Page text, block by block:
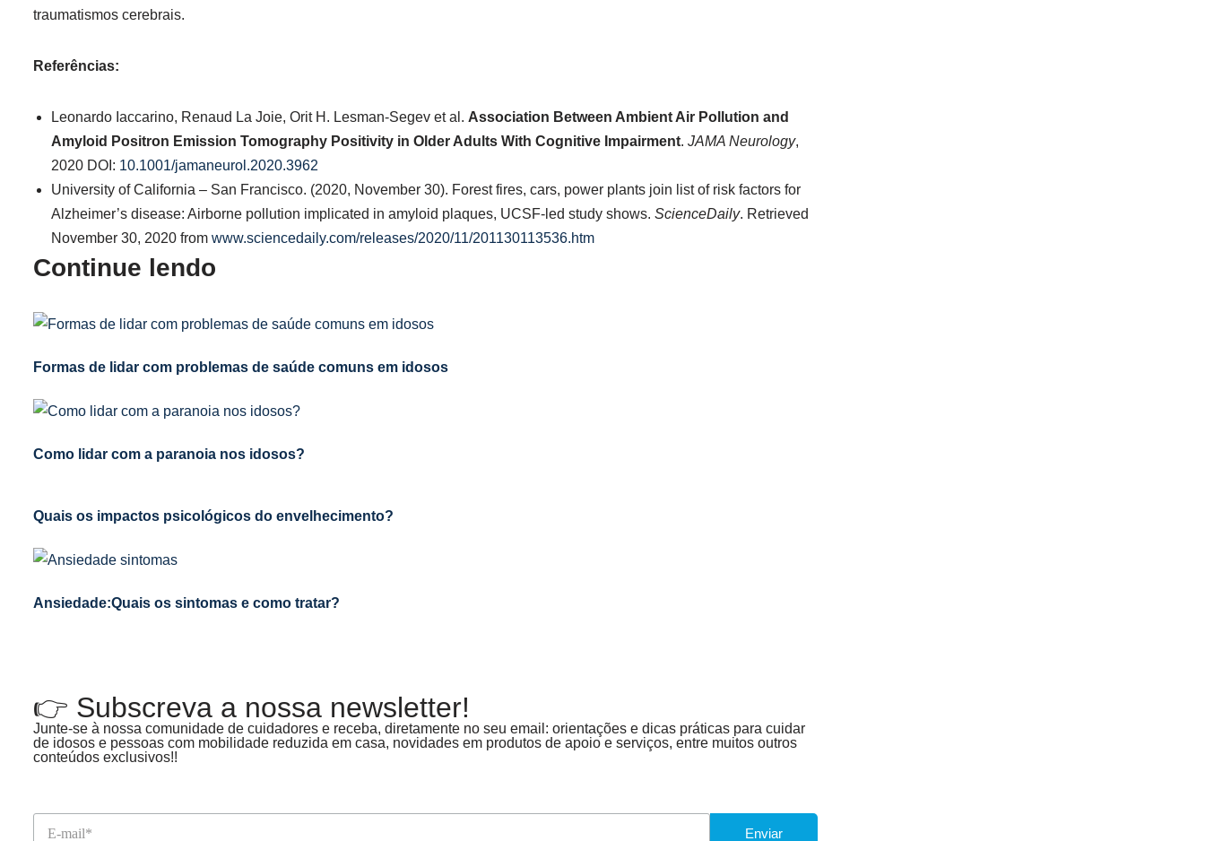
traumatismos cerebrais.
Referências:
Leonardo Iaccarino, Renaud La Joie, Orit H. Lesman-Segev et al. Association Between Ambient Air Pollution and
Amyloid Positron Emission Tomography Positivity in Older Adults With Cognitive Impairment. JAMA Neurology,
2020 DOI: 10.1001/jamaneurol.2020.3962
University of California – San Francisco. (2020, November 30). Forest fires, cars, power plants join list of risk factors for
Alzheimer’s disease: Airborne pollution implicated in amyloid plaques, UCSF-led study shows. ScienceDaily. Retrieved
November 30, 2020 from www.sciencedaily.com/releases/2020/11/201130113536.htm
Continue lendo
Formas de lidar com problemas de saúde comuns em idosos
Como lidar com a paranoia nos idosos?
Quais os impactos psicológicos do envelhecimento?
Ansiedade:Quais os sintomas e como tratar?
👉 Subscreva a nossa newsletter!
Junte-se à nossa comunidade de cuidadores e receba, diretamente no seu email: orientações e dicas práticas para cuidar
de idosos e pessoas com mobilidade reduzida em casa, novidades em produtos de apoio e serviços, entre muitos outros
conteúdos exclusivos!!